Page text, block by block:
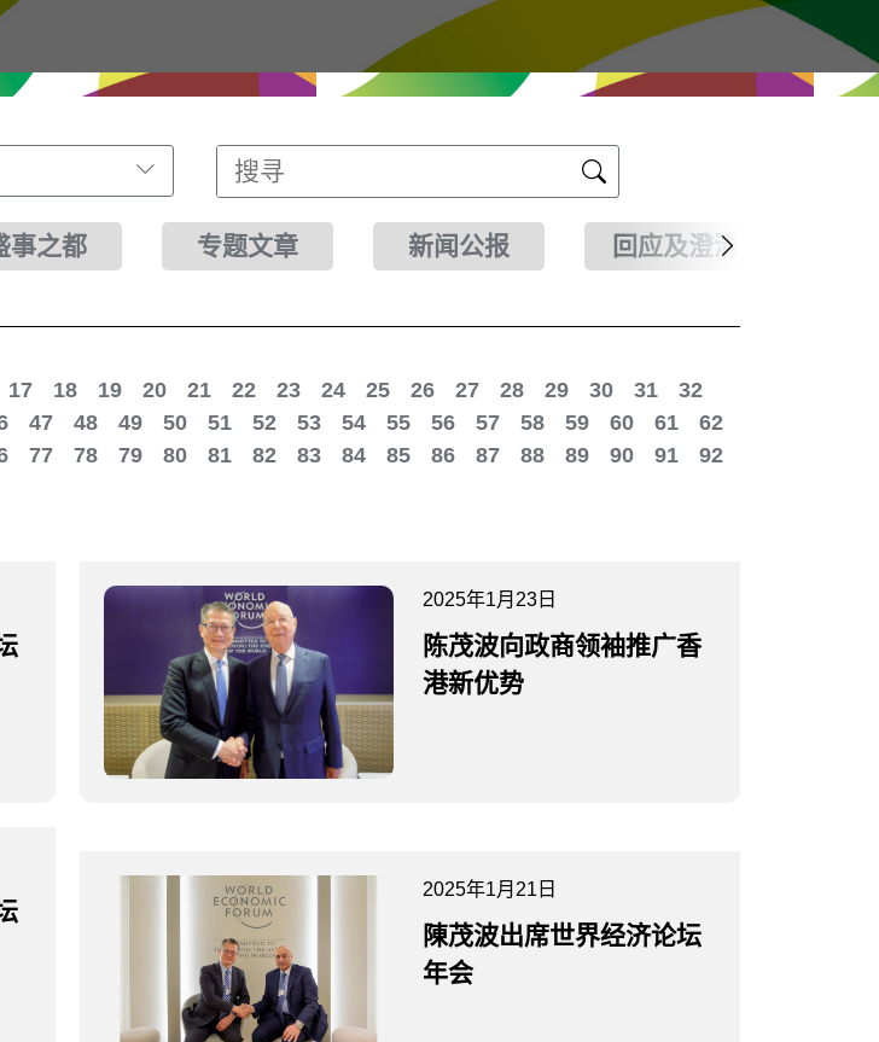
事之都 专题文章 新闻公报 回应及澄清
17 18 19 20 21 22 23 24 25 26 27 28 29 30 31
32
47 48 49 50 51 52 53 54 55 56 57 58 59 60 61
62
77 78 79 80 81 82 83 84 85 86 87 88 89 90 91
92
2025年1月23日
陈茂波向政商领袖推广香
港新优势
2025年1月21日
陳茂波出席世界经济论坛
年会